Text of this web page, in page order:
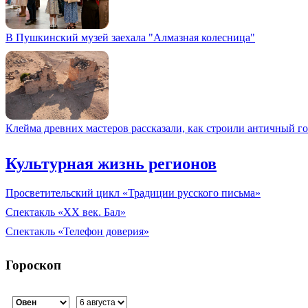
В Пушкинский музей заехала "Алмазная колесница"
Клейма древних мастеров рассказали, как строили античный
Культурная жизнь регионов
Просветительский цикл «Традиции русского письма»
Спектакль «XX век. Бал»
Спектакль «Телефон доверия»
Гороскоп